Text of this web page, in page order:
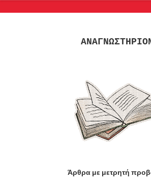
Άρθρα με μετρητή